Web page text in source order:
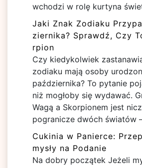
wchodzi w rolę kurtyna
Jaki Znak Zodiaku
ziernika? Sprawdź, Czy
rpion
Czy kiedykolwiek
zodiaku mają osoby
października? To pytanie
niż mogłoby się wydawać.
Wagą a Skorpionem jest
pogranicze dwóch światów
Cukinia w Panierce:
mysły na Podanie
Na dobry początek Jeżeli